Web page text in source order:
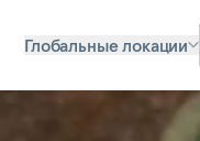
Глобальные локации